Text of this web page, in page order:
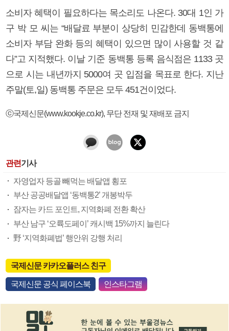
소비자 혜택이 필요하다는 목소리도 나온다. 30대 1인 가
구 박 모 씨는 “배달료 부분이 상당히 민감한데 동백통에
소비자 부담 완화 등의 혜택이 있으면 많이 사용할 것 같
다”고 지적했다. 이날 기준 동백통 등록 음식점은 1133 곳
으로 시는 내년까지 5000여 곳 입점을 목표로 한다. 지난
주말(토,일) 동백통 주문은 모두 451건이었다.
ⓒ국제신문(www.kookje.co.kr), 무단 전재 및 재배포 금지
관련기사
자영업자 등골 빼먹는 배달앱 횡포
부산 공공배달앱 ‘동백통2’ 개봉박두
잠자는 카드 포인트, 지역화폐 전환 확산
부산 남구 ‘오륙도페이’ 캐시백 15%까지 늘린다
野 ‘지역화폐법’ 행안위 강행 처리
국제신문 카카오플러스 친구
국제신문 공식 페이스북 인스타그램